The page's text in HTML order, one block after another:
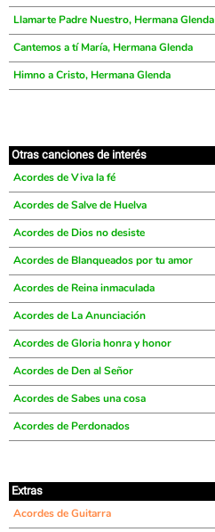
Llamarte Padre Nuestro, Hermana Glenda
Cantemos a tí María, Hermana Glenda
Himno a Cristo, Hermana Glenda
Otras canciones de interés
Acordes de Viva la fé
Acordes de Salve de Huelva
Acordes de Dios no desiste
Acordes de Blanqueados por tu amor
Acordes de Reina inmaculada
Acordes de La Anunciación
Acordes de Gloria honra y honor
Acordes de Den al Señor
Acordes de Sabes una cosa
Acordes de Perdonados
Extras
Acordes de Guitarra